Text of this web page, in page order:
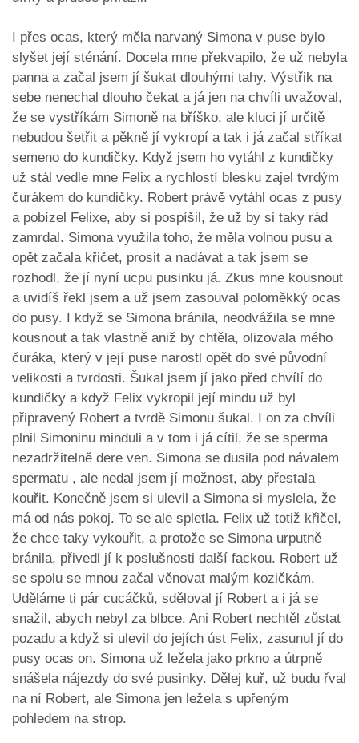
I přes ocas, který měla narvaný Simona v puse bylo
slyšet její sténání. Docela mne překvapilo, že už nebyla
panna a začal jsem jí šukat dlouhými tahy. Výstřik na
sebe nenechal dlouho čekat a já jen na chvíli uvažoval,
že se vystříkám Simoně na bříško, ale kluci jí určitě
nebudou šetřit a pěkně jí vykropí a tak i já začal stříkat
semeno do kundičky. Když jsem ho vytáhl z kundičky
už stál vedle mne Felix a rychlostí blesku zajel tvrdým
čurákem do kundičky. Robert právě vytáhl ocas z pusy
a pobízel Felixe, aby si pospíšil, že už by si taky rád
zamrdal. Simona využila toho, že měla volnou pusu a
opět začala křičet, prosit a nadávat a tak jsem se
rozhodl, že jí nyní ucpu pusinku já. Zkus mne kousnout
a uvidíš řekl jsem a už jsem zasouval poloměkký ocas
do pusy. I když se Simona bránila, neodvážila se mne
kousnout a tak vlastně aniž by chtěla, olizovala mého
čuráka, který v její puse narostl opět do své původní
velikosti a tvrdosti. Šukal jsem jí jako před chvílí do
kundičky a když Felix vykropil její mindu už byl
připravený Robert a tvrdě Simonu šukal. I on za chvíli
plnil Simoninu minduli a v tom i já cítil, že se sperma
nezadržitelně dere ven. Simona se dusila pod návalem
spermatu , ale nedal jsem jí možnost, aby přestala
kouřit. Konečně jsem si ulevil a Simona si myslela, že
má od nás pokoj. To se ale spletla. Felix už totiž křičel,
že chce taky vykouřit, a protože se Simona urputně
bránila, přivedl jí k poslušnosti další fackou. Robert už
se spolu se mnou začal věnovat malým kozičkám.
Uděláme ti pár cucáčků, sděloval jí Robert a i já se
snažil, abych nebyl za blbce. Ani Robert nechtěl zůstat
pozadu a když si ulevil do jejích úst Felix, zasunul jí do
pusy ocas on. Simona už ležela jako prkno a útrpně
snášela nájezdy do své pusinky. Dělej kuř, už budu řval
na ní Robert, ale Simona jen ležela s upřeným
pohledem na strop.